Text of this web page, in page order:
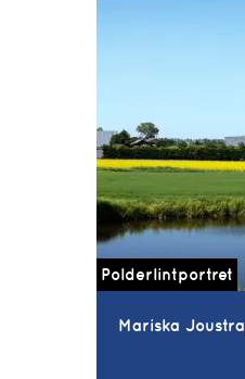
Polderlintportret
Mariska Joustra